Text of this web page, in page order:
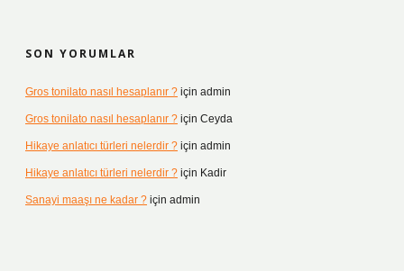
SON YORUMLAR
Gros tonilato nasıl hesaplanır ? için admin
Gros tonilato nasıl hesaplanır ? için Ceyda
Hikaye anlatıcı türleri nelerdir ? için admin
Hikaye anlatıcı türleri nelerdir ? için Kadir
Sanayi maaşı ne kadar ? için admin